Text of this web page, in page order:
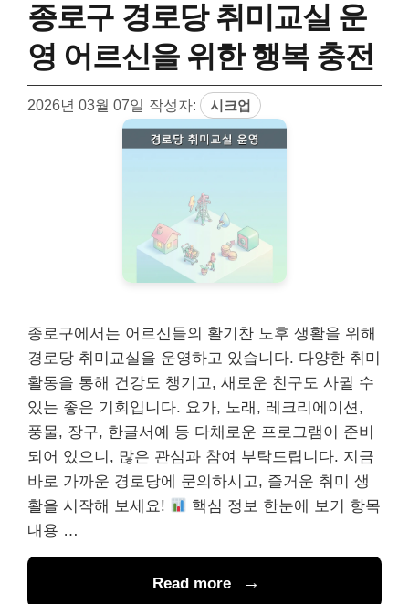
종로구 경로당 취미교실 운
영 어르신을 위한 행복 충전
2026년 03월 07일 작성자: 시크업
종로구에서는 어르신들의 활기찬 노후 생활을 위해
경로당 취미교실을 운영하고 있습니다. 다양한 취미
활동을 통해 건강도 챙기고, 새로운 친구도 사귈 수
있는 좋은 기회입니다. 요가, 노래, 레크리에이션,
풍물, 장구, 한글서예 등 다채로운 프로그램이 준비
되어 있으니, 많은 관심과 참여 부탁드립니다. 지금
바로 가까운 경로당에 문의하시고, 즐거운 취미 생
활을 시작해 보세요!
핵심 정보 한눈에 보기 항목
내용 …
Read more